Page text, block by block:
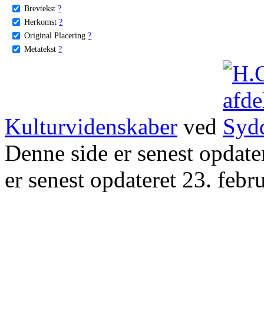
Brevtekst ?
Herkomst ?
Original Placering ?
Metatekst ?
Kulturvidenskaber ved
Denne side er senest
er senest opdateret 23.